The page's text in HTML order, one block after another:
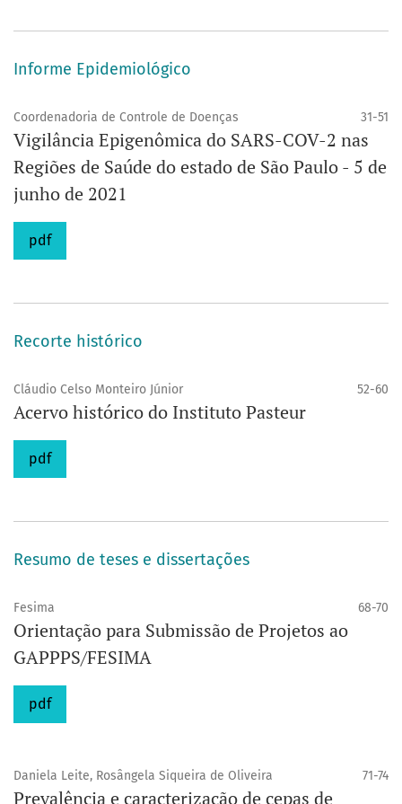
Informe Epidemiológico
Coordenadoria de Controle de Doenças 31-51
Vigilância Epigenômica do SARS-COV-2 nas
Regiões de Saúde do estado de São Paulo - 5 de
junho de 2021
pdf
Recorte histórico
Cláudio Celso Monteiro Júnior 52-60
Acervo histórico do Instituto Pasteur
pdf
Resumo de teses e dissertações
Fesima 68-70
Orientação para Submissão de Projetos ao
GAPPPS/FESIMA
pdf
Daniela Leite, Rosângela Siqueira de Oliveira 71-74
Prevalência e caracterização de cepas de